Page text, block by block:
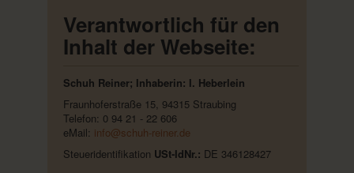
Verantwortlich für den
Inhalt der Webseite:
Schuh Reiner; Inhaberin: I. Heberlein
Fraunhoferstraße 15, 94315 Straubing
Telefon: 0 94 21 - 22 606
eMail: info@schuh-reiner.de
Steueridentifikation USt-IdNr.: DE 346128427